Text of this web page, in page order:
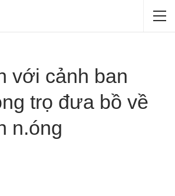
với cảnh ban
trọ đưa bồ về
n.óng